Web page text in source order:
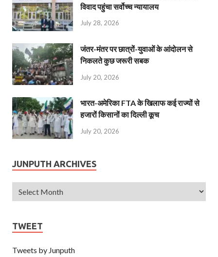
विवाद पहुंचा सर्वोच्च न्यायालय
July 28, 2026
जंतर-मंतर पर छात्रों-युवाओं के आंदोलन से
निकलते कुछ जरूरी सबक
July 20, 2026
भारत-अमेरिका FTA के खिलाफ कई राज्यों से
हजारों किसानों का दिल्ली कूच
July 20, 2026
JUNPUTH ARCHIVES
TWEET
Tweets by Junputh